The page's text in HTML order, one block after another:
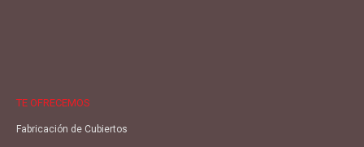
TE OFRECEMOS
Fabricación de Cubiertos